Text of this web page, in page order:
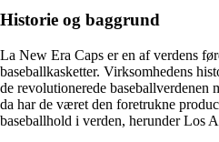
Historie og baggrund
La New Era Caps er en af verdens
baseballkasketter. Virksomhedens
de revolutionerede baseballverdenen
da har de været den foretrukne
baseballhold i verden, herunder Los